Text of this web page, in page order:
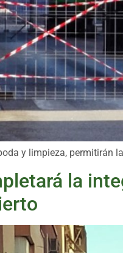
y limpieza, permitirán
la